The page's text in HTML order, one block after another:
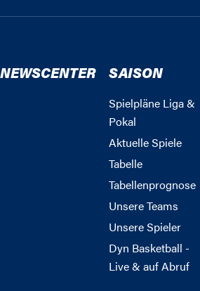
NEWSCENTER SAISON
Spielpläne Liga &
Pokal
Aktuelle Spiele
Tabelle
Tabellenprognose
Unsere Teams
Unsere Spieler
Dyn Basketball -
Live & auf Abruf